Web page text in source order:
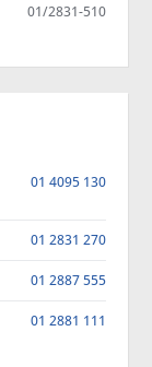
01/2831-510
01 4095 130
01 2831 270
01 2887 555
01 2881 111